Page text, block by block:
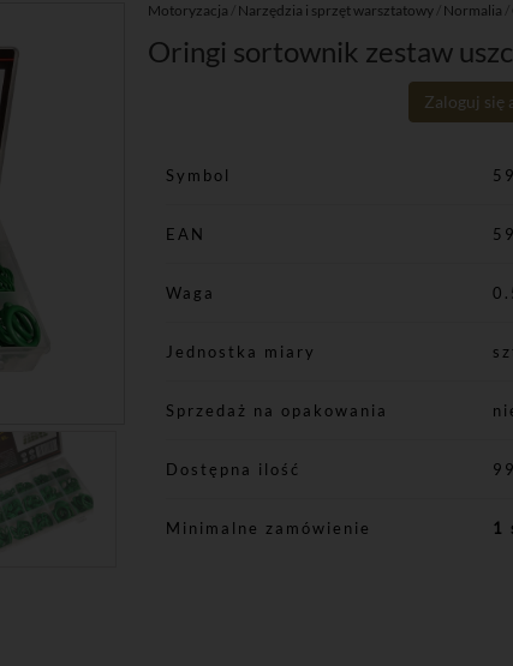
Motoryzacja Narzędzia i sprzęt warsztatowy Normalia
Oringi sortownik zestaw
Zaloguj się
Symbol
EAN
Waga
Jednostka miary
Sprzedaż na opakowania
Dostępna ilość
Minimalne zamówienie 1